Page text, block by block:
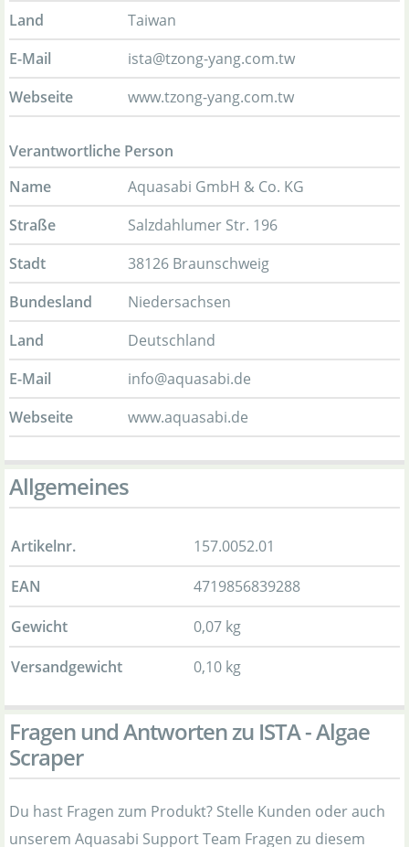
Land
Taiwan
E-Mail
ista@tzong-yang.com.tw
Webseite
www.tzong-yang.com.tw
Verantwortliche Person
Name
Aquasabi GmbH & Co. KG
Straße
Salzdahlumer Str. 196
Stadt
38126 Braunschweig
Bundesland
Niedersachsen
Land
Deutschland
E-Mail
info@aquasabi.de
Webseite
www.aquasabi.de
Allgemeines
Artikelnr.
157.0052.01
EAN
4719856839288
Gewicht
0,07 kg
Versandgewicht
0,10 kg
Fragen und Antworten zu ISTA - Algae
Scraper
Du hast Fragen zum Produkt? Stelle Kunden oder auch
unserem Aquasabi Support Team Fragen zu diesem